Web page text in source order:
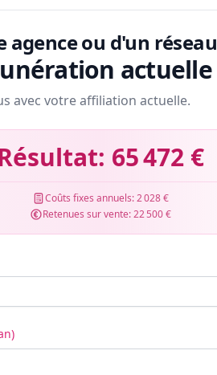
agence ou d'un réseau
actuelle
avec votre affiliation actuelle.
65 472 €
Coûts fixes annuels:2 028 €
Retenues sur vente:22 500 €